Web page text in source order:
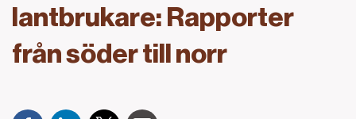
lantbrukare: Rapporter
från söder till norr